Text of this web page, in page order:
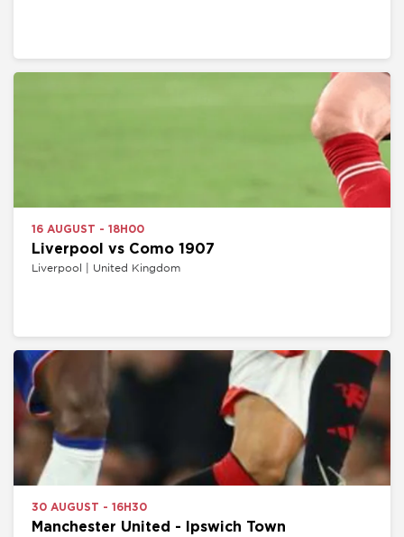
16 AUGUST - 18H00
Liverpool vs Como 1907
Liverpool | United Kingdom
30 AUGUST - 16H30
Manchester United - Ipswich Town